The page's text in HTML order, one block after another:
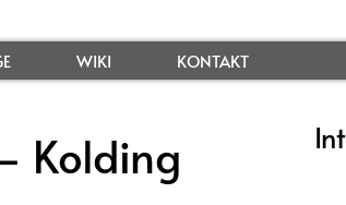
WIKI KONTAKT
Kolding